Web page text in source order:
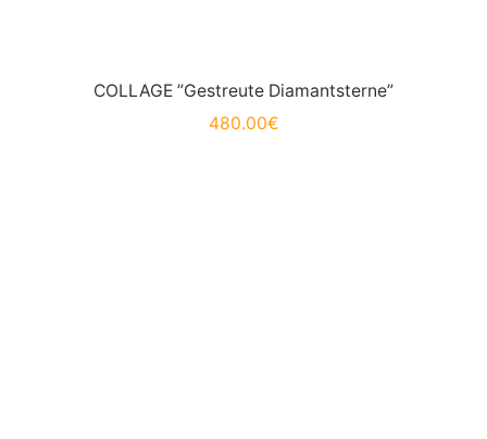
COLLAGE ”Gestreute Diamantsterne”
480.00€